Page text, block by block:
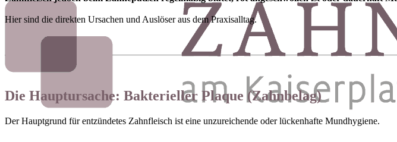
Hier sind die direkten Ursachen und Auslöser aus dem Praxisalltag.
Die Hauptursache: Bakterieller Plaque (Zahnbelag)
Der Hauptgrund für entzündetes Zahnfleisch ist eine unzureichende oder lückenhafte Mundhygiene.